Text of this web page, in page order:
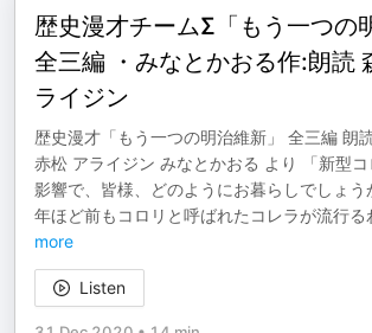
歴史漫才チームΣ「もう一つの
全三編 ・みなとかおる作:朗読
ライジン
歴史漫才「もう一つの明治維新」 全三編 朗
赤松 アライジン みなとかおる より 「新型
影響で、皆様、どのようにお暮らしでしょ
年ほど前もコロリと呼ばれたコレラが流行る
more
Listen